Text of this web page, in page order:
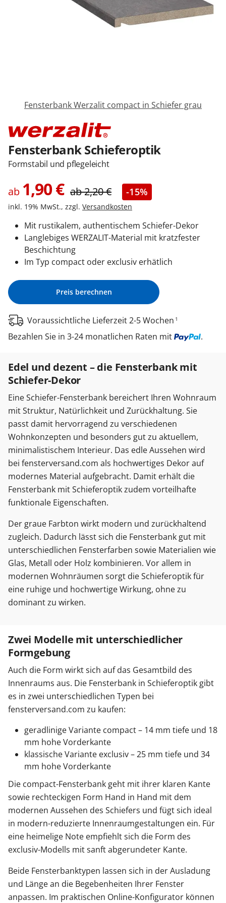
Sonnenschutz
Anmelden / Registrieren
Kontakt / Hilfe
Fensterbank Werzalit compact in Schiefer grau
Fensterbank Schieferoptik
Formstabil und pflegeleicht
ab 1,90€ ab2,20€ -15%
inkl. 19% MwSt., zzgl. Versandkosten
Mit rustikalem, authentischem Schiefer-Dekor
Langlebiges WERZALIT-Material mit kratzfester
Beschichtung
Im Typ compact oder exclusiv erhätlich
Preis berechnen
Voraussichtliche Lieferzeit 2-5 Wochen 1
Bezahlen Sie in 3-24 monatlichen Raten mit .
Edel und dezent – die Fensterbank mit
Schiefer-Dekor
Eine Schiefer-Fensterbank bereichert Ihren Wohnraum
mit Struktur, Natürlichkeit und Zurückhaltung. Sie
passt damit hervorragend zu verschiedenen
Wohnkonzepten und besonders gut zu aktuellem,
minimalistischem Interieur. Das edle Aussehen wird
bei fensterversand.com als hochwertiges Dekor auf
modernes Material aufgebracht. Damit erhält die
Fensterbank mit Schieferoptik zudem vorteilhafte
funktionale Eigenschaften.
Der graue Farbton wirkt modern und zurückhaltend
zugleich. Dadurch lässt sich die Fensterbank gut mit
unterschiedlichen Fensterfarben sowie Materialien wie
Glas, Metall oder Holz kombinieren. Vor allem in
modernen Wohnräumen sorgt die Schieferoptik für
eine ruhige und hochwertige Wirkung, ohne zu
dominant zu wirken.
Zwei Modelle mit unterschiedlicher
Formgebung
Auch die Form wirkt sich auf das Gesamtbild des
Innenraums aus. Die Fensterbank in Schieferoptik gibt
es in zwei unterschiedlichen Typen bei
fensterversand.com zu kaufen:
geradlinige Variante compact – 14 mm tiefe und 18
mm hohe Vorderkante
klassische Variante exclusiv – 25 mm tiefe und 34
mm hohe Vorderkante
Die compact-Fensterbank geht mit ihrer klaren Kante
sowie rechteckigen Form Hand in Hand mit dem
modernen Aussehen des Schiefers und fügt sich ideal
in modern-reduzierte Innenraumgestaltungen ein. Für
eine heimelige Note empfiehlt sich die Form des
exclusiv-Modells mit sanft abgerundeter Kante.
Beide Fensterbanktypen lassen sich in der Ausladung
und Länge an die Begebenheiten Ihrer Fenster
anpassen. Im praktischen Online-Konfigurator können